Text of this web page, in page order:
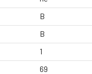
B
B
1
69